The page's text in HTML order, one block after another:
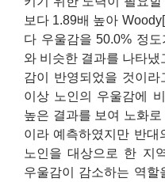
보다 1.89배 높아 Woody[
다 우울감을 50.0% 정
와 비슷한 결과를 나타
감이 반영되었을 것이라
이상 노인의 우울감에
높은 결과를 보여 노화
이라 예측하였지만 반대
노인을 대상으로 한 지
우울감이 감소하는 역할